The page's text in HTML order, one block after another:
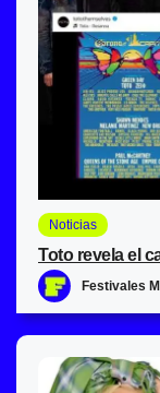
Noticias
Toto revela el
Festivales